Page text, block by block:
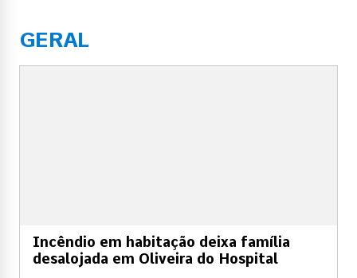
GERAL
Incêndio em habitação deixa família
desalojada em Oliveira do Hospital